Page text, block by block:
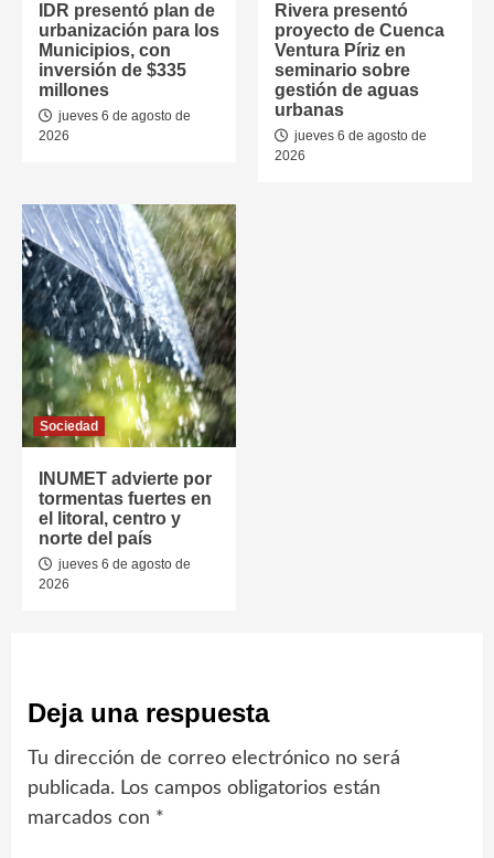
IDR presentó plan de
urbanización para los
Municipios, con
inversión de $335
millones
jueves 6 de agosto de
2026
Rivera presentó
proyecto de Cuenca
Ventura Píriz en
seminario sobre
gestión de aguas
urbanas
jueves 6 de agosto de
2026
Sociedad
INUMET advierte por
tormentas fuertes en
el litoral, centro y
norte del país
jueves 6 de agosto de
2026
Deja una respuesta
Tu dirección de correo electrónico no será
publicada. Los campos obligatorios están
marcados con *